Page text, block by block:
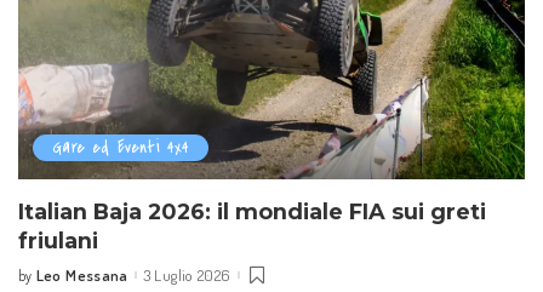
Gare ed Eventi 4x4
Italian Baja 2026: il mondiale FIA sui greti
friulani
Posted
by Leo Messana 3 Luglio 2026